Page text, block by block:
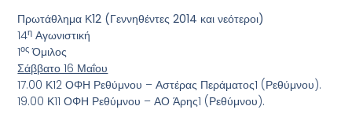
Πρωτάθλημα Κ12 (Γεννηθέντες 2014 και νεότεροι)
14η Αγωνιστική
1ος Όμιλος
Σάββατο 16 Μαΐου
17.00 Κ12 ΟΦΗ Ρεθύμνου – Αστέρας Περάματος1 (Ρεθύμνου).
19.00 Κ11 ΟΦΗ Ρεθύμνου – ΑΟ Άρης1 (Ρεθύμνου).